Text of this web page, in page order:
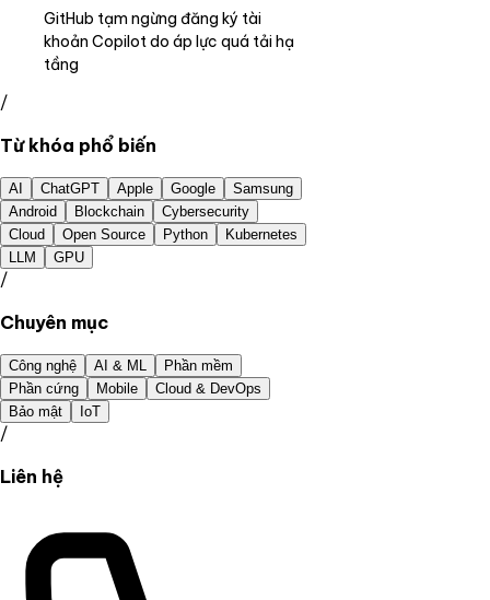
GitHub tạm ngừng đăng ký tài
khoản Copilot do áp lực quá tải hạ
tầng
/
Từ khóa phổ biến
AI ChatGPT Apple Google
Samsung
Android
Blockchain
Cybersecurity
Cloud
Open Source Python
Kubernetes
LLM
GPU
/
Chuyên mục
Công nghệ AI & ML
Phần mềm
Phần cứng
Mobile
Cloud & DevOps
Bảo mật
IoT
/
Liên hệ